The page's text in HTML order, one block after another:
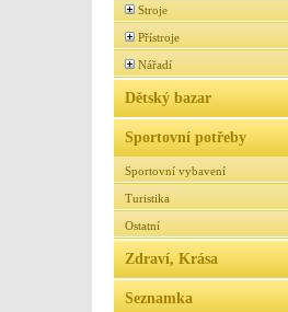
Stroje
Přístroje
Nářadí
Dětský bazar
Sportovní potřeby
Sportovní vybavení
Turistika
Ostatní
Zdraví, Krása
Seznamka